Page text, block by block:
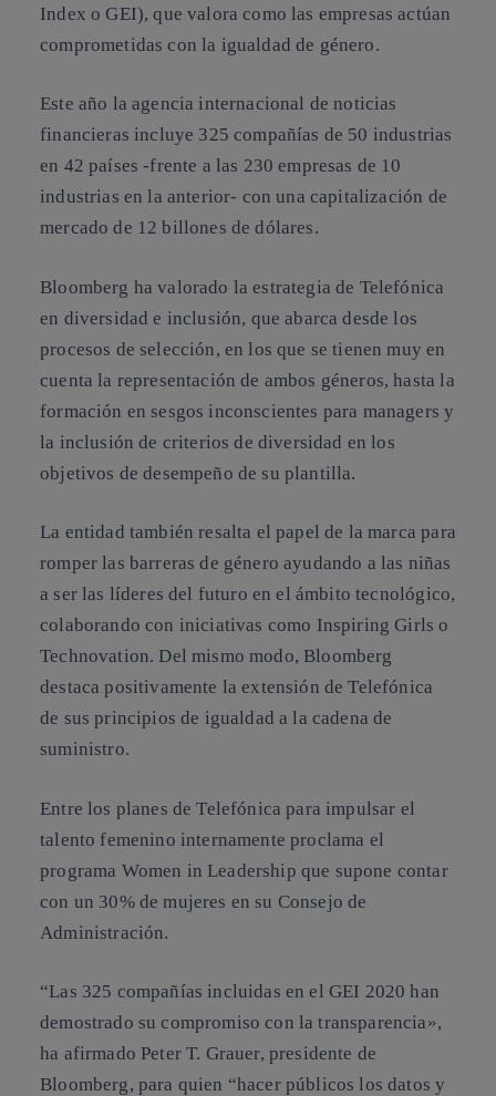
Index o GEI), que valora como las empresas actúan
comprometidas con la igualdad de género.
Este año la agencia internacional de noticias
financieras incluye 325 compañías de 50 industrias
en 42 países -frente a las 230 empresas de 10
industrias en la anterior- con una capitalización de
mercado de 12 billones de dólares.
Bloomberg ha valorado la estrategia de Telefónica
en diversidad e inclusión, que abarca desde los
procesos de selección, en los que se tienen muy en
cuenta la representación de ambos géneros, hasta la
formación en sesgos inconscientes para managers y
la inclusión de criterios de diversidad en los
objetivos de desempeño de su plantilla.
La entidad también resalta el papel de la marca para
romper las barreras de género ayudando a las niñas
a ser las líderes del futuro en el ámbito tecnológico,
colaborando con iniciativas como Inspiring Girls o
Technovation. Del mismo modo, Bloomberg
destaca positivamente la extensión de Telefónica
de sus principios de igualdad a la cadena de
suministro.
Entre los planes de Telefónica para impulsar el
talento femenino internamente proclama el
programa Women in Leadership que supone contar
con un 30% de mujeres en su Consejo de
Administración.
“Las 325 compañías incluidas en el GEI 2020 han
demostrado su compromiso con la transparencia»,
ha afirmado Peter T. Grauer, presidente de
Bloomberg, para quien “hacer públicos los datos y